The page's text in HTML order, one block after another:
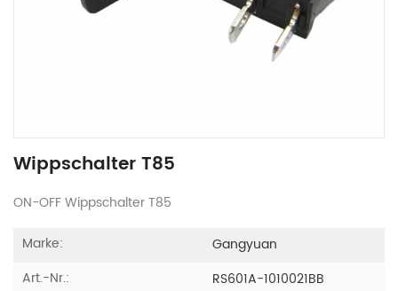
Wippschalter T85
ON-OFF Wippschalter T85
Marke:
Gangyuan
Art.-Nr.:
RS601A-1010021BB